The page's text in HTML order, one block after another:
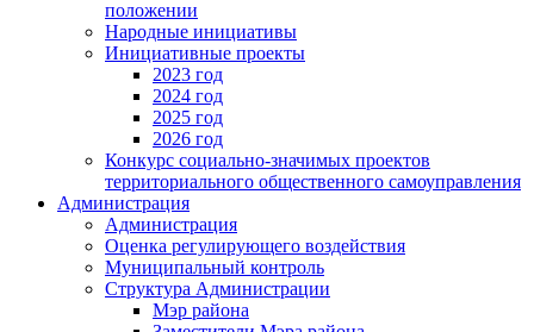
положении
Народные инициативы
Инициативные проекты
2023 год
2024 год
2025 год
2026 год
Конкурс социально-значимых проектов
территориального общественного самоуправления
Администрация
Администрация
Оценка регулирующего воздействия
Муниципальный контроль
Структура Администрации
Мэр района